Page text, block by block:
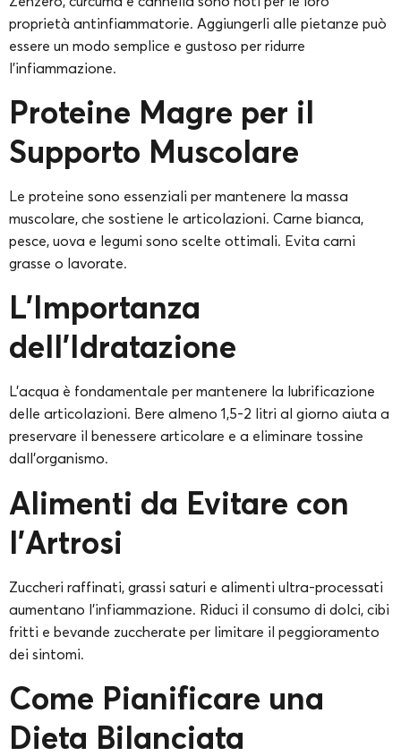
proprietà antinfiammatorie. Aggiungerli alle pietanze può
essere un modo semplice e gustoso per ridurre
l’infiammazione.
Proteine Magre per il
Supporto Muscolare
Le proteine sono essenziali per mantenere la massa
muscolare, che sostiene le articolazioni. Carne bianca,
pesce, uova e legumi sono scelte ottimali. Evita carni
grasse o lavorate.
L’Importanza
dell’Idratazione
L’acqua è fondamentale per mantenere la lubrificazione
delle articolazioni. Bere almeno 1,5-2 litri al giorno aiuta a
preservare il benessere articolare e a eliminare tossine
dall’organismo.
Alimenti da Evitare con
l’Artrosi
Zuccheri raffinati, grassi saturi e alimenti ultra-processati
aumentano l’infiammazione. Riduci il consumo di dolci, cibi
fritti e bevande zuccherate per limitare il peggioramento
dei sintomi.
Come Pianificare una
Dieta Bilanciata